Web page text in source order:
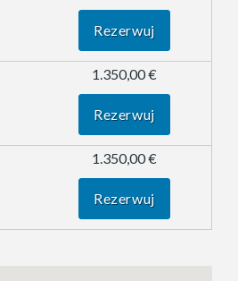
Rezerwuj
1.350,00 €
Rezerwuj
1.350,00 €
Rezerwuj